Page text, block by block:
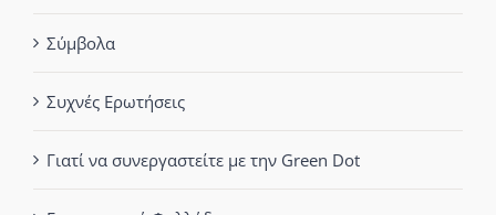
Σύμβολα
Συχνές Ερωτήσεις
Γιατί να συνεργαστείτε με την Green Dot